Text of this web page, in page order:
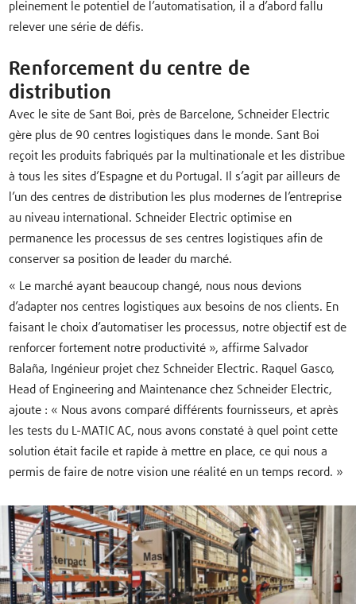
pleinement le potentiel de l’automatisation, il a d’abord fallu
relever une série de défis.
Renforcement du centre de
distribution
Avec le site de Sant Boi, près de Barcelone, Schneider Electric
gère plus de 90 centres logistiques dans le monde. Sant Boi
reçoit les produits fabriqués par la multinationale et les distribue
à tous les sites d’Espagne et du Portugal. Il s’agit par ailleurs de
l’un des centres de distribution les plus modernes de l’entreprise
au niveau international. Schneider Electric optimise en
permanence les processus de ses centres logistiques afin de
conserver sa position de leader du marché.
« Le marché ayant beaucoup changé, nous nous devions
d’adapter nos centres logistiques aux besoins de nos clients. En
faisant le choix d’automatiser les processus, notre objectif est de
renforcer fortement notre productivité », affirme Salvador
Balaña, Ingénieur projet chez Schneider Electric. Raquel Gasco,
Head of Engineering and Maintenance chez Schneider Electric,
ajoute : « Nous avons comparé différents fournisseurs, et après
les tests du L-MATIC AC, nous avons constaté à quel point cette
solution était facile et rapide à mettre en place, ce qui nous a
permis de faire de notre vision une réalité en un temps record. »